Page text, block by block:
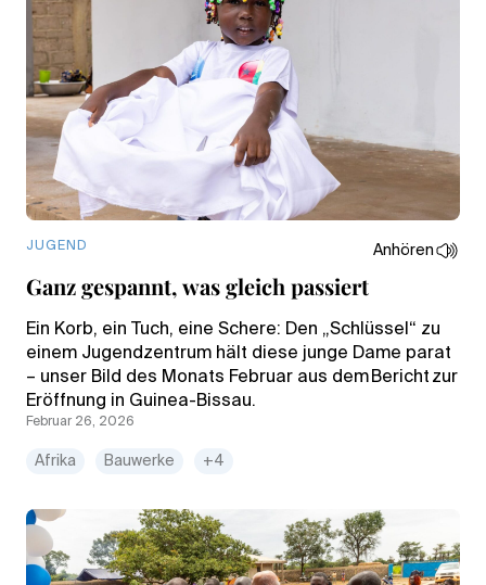
JUGEND Anhören
Ganz gespannt, was gleich passiert
Ein Korb, ein Tuch, eine Schere: Den „Schlüssel“ zu
einem Jugendzentrum hält diese junge Dame parat
– unser Bild des Monats Februar aus dem Bericht zur
Eröffnung in Guinea-Bissau.
Februar 26, 2026
Afrika Bauwerke +4